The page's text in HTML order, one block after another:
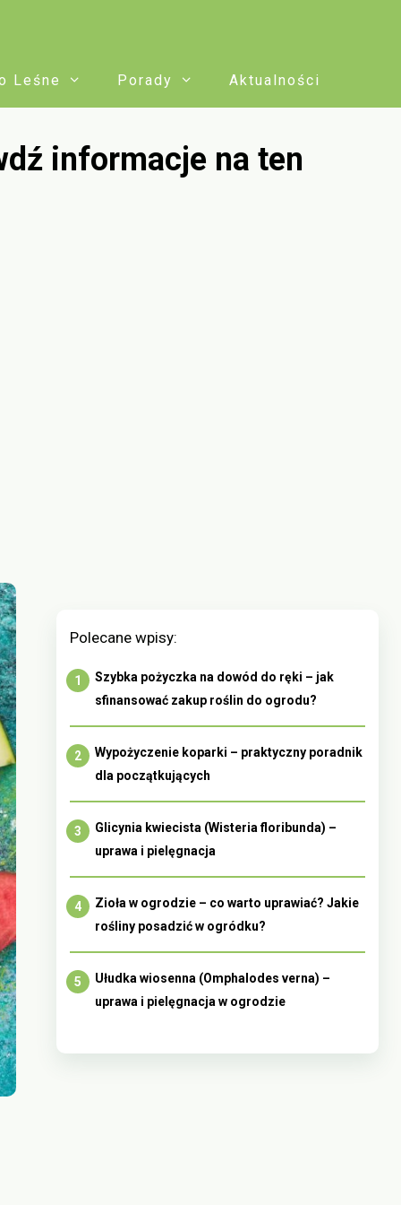
Leśne Porady Aktualności
informacje na ten
Polecane wpisy:
Szybka pożyczka na dowód do ręki – jak
sfinansować zakup roślin do ogrodu?
Wypożyczenie koparki – praktyczny poradnik
dla początkujących
Glicynia kwiecista (Wisteria floribunda) –
uprawa i pielęgnacja
Zioła w ogrodzie – co warto uprawiać? Jakie
rośliny posadzić w ogródku?
Ułudka wiosenna (Omphalodes verna) –
uprawa i pielęgnacja w ogrodzie